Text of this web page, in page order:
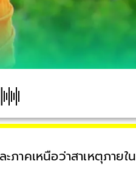
ภาคเหนือว่าสาเหตุภายใน